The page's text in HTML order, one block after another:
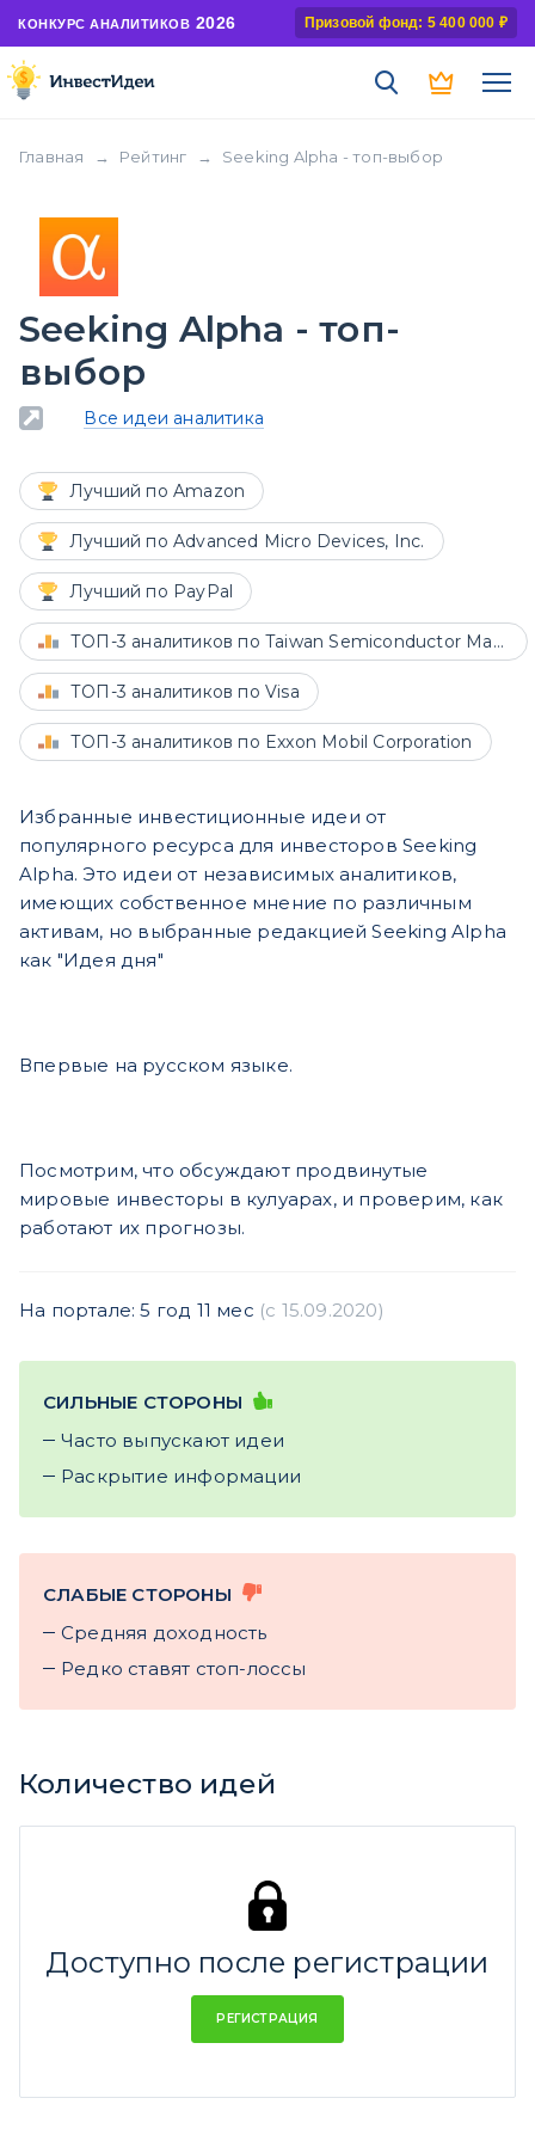
КОНКУРС АНАЛИТИКОВ 2026 Призовой фонд: 5 400 000 ₽
Главная → Рейтинг → Seeking Alpha - топ-выбор
Seeking Alpha - топ-
выбор
Все идеи аналитика
Лучший по Amazon
Лучший по Advanced Micro Devices, Inc.
Лучший по PayPal
ТОП-3 аналитиков по Taiwan Semiconductor Manufacturing
ТОП-3 аналитиков по Visa
ТОП-3 аналитиков по Exxon Mobil Corporation
Избранные инвестиционные идеи от
популярного ресурса для инвесторов Seeking
Alpha. Это идеи от независимых аналитиков,
имеющих собственное мнение по различным
активам, но выбранные редакцией Seeking Alpha
как "Идея дня"
Впервые на русском языке.
Посмотрим, что обсуждают продвинутые
мировые инвесторы в кулуарах, и проверим, как
работают их прогнозы.
На портале: 5 год 11 мес (c 15.09.2020)
СИЛЬНЫЕ СТОРОНЫ
Часто выпускают идеи
Раскрытие информации
СЛАБЫЕ СТОРОНЫ
Cредняя доходность
Редко ставят стоп-лоссы
Количество идей
Доступно после регистрации
РЕГИСТРАЦИЯ